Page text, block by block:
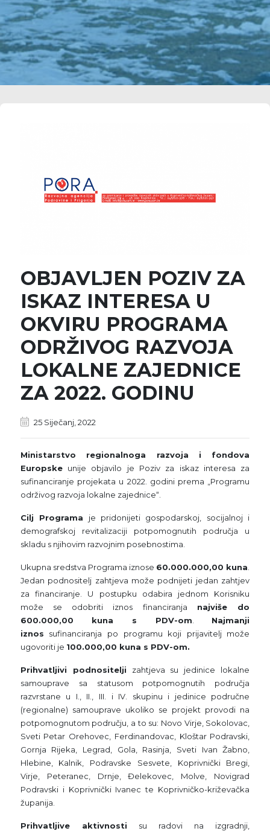
OBJAVLJEN POZIV ZA
ISKAZ INTERESA U
OKVIRU PROGRAMA
ODRŽIVOG RAZVOJA
LOKALNE ZAJEDNICE
ZA 2022. GODINU
25 Siječanj, 2022
Ministarstvo regionalnoga razvoja i fondova
Europskeunije objavilo je Poziv za iskaz interesa za
sufinanciranje projekata u 2022. godini prema „Programu
održivog razvoja lokalne zajednice“.
Cilj Programa je pridonijeti gospodarskoj, socijalnoj i
demografskoj revitalizaciji potpomognutih područja u
skladu s njihovim razvojnim posebnostima.
Ukupna sredstva Programa iznose 60.000.000,00 kuna
Jedan podnositelj zahtjeva može podnijeti jedan zahtjev
za financiranje. U postupku odabira jednom Korisniku
može se odobriti iznos financiranja najviše do
600.000,00 kuna s PDV-om
Najmanji
iznos sufinanciranja po programu koji prijavitelj može
ugovoriti je 100.000,00 kuna s PDV-om.
Prihvatljivi podnositelji zahtjeva su jedinice lokalne
samouprave sa statusom potpomognutih područja
razvrstane u I., II., III. i IV. skupinu i jedinice područne
(regionalne) samouprave ukoliko se projekt provodi na
potpomognutom području, a to su: Novo Virje, Sokolovac,
Sveti Petar Orehovec, Ferdinandovac, Kloštar Podravski,
Gornja Rijeka, Legrad, Gola, Rasinja, Sveti Ivan Žabno,
Hlebine, Kalnik, Podravske Sesvete, Koprivnički Bregi,
Virje, Peteranec, Drnje, Đelekovec, Molve, Novigrad
Podravski i Koprivnički Ivanec te Koprivničko-križevačka
županija.
Prihvatljive aktivnosti su radovi na izgradnji,